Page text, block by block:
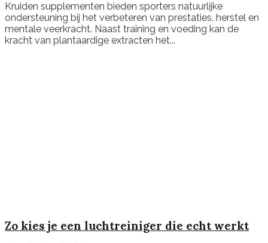
Kruiden supplementen bieden sporters natuurlijke
ondersteuning bij het verbeteren van prestaties, herstel en
mentale veerkracht. Naast training en voeding kan de
kracht van plantaardige extracten het...
Zo kies je een luchtreiniger die echt werkt